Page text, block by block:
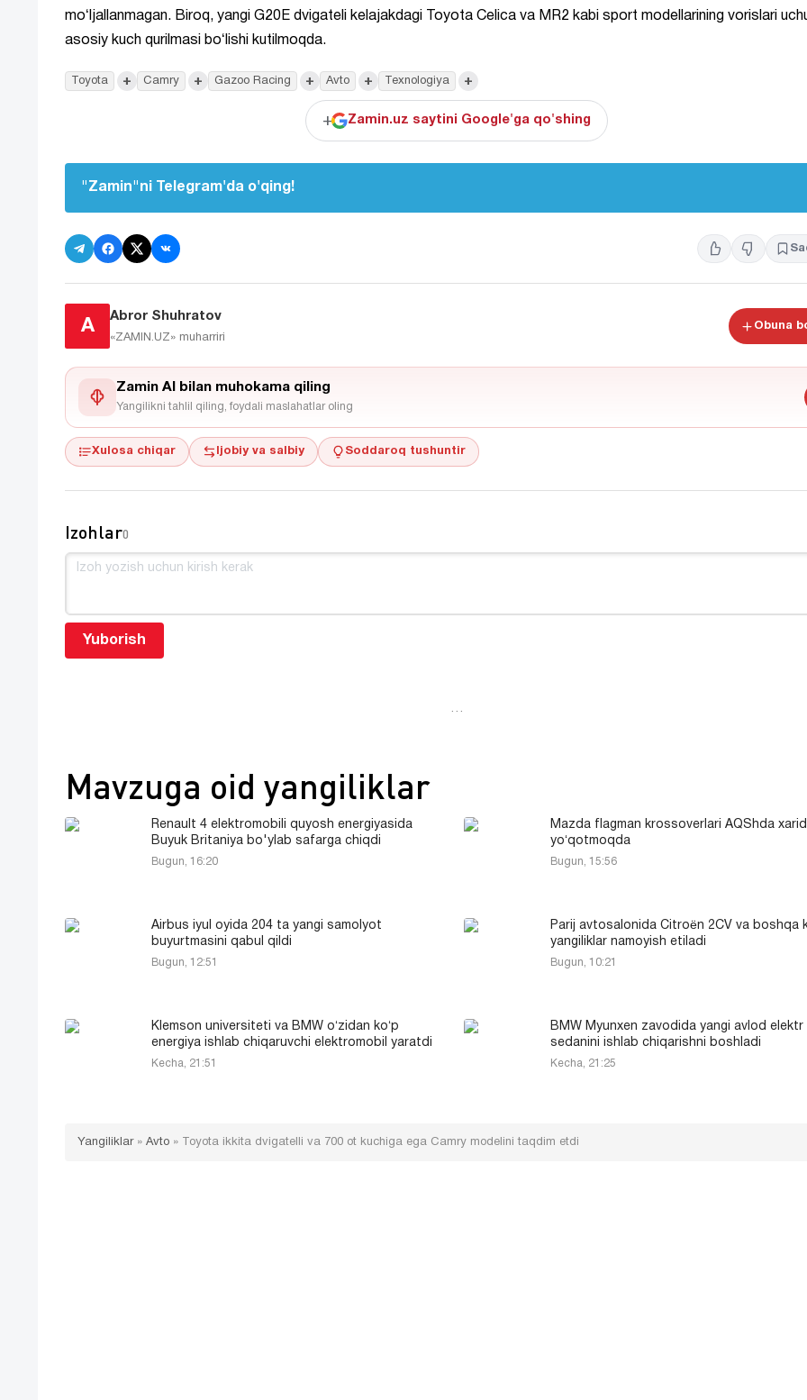
moʻljallanmagan. Biroq, yangi G20E dvigateli kelajakdagi Toyota Celica va MR2 kabi sport modellarining vorislari
asosiy kuch qurilmasi boʻlishi kutilmoqda.
Toyota + Camry + Gazoo Racing + Avto + Texnologiya +
+ Zamin.uz saytini Google'ga qo'shing
"Zamin"ni Telegram'da o'qing!
A
Abror Shuhratov
«ZAMIN.UZ» muharriri
Obuna
Zamin AI bilan muhokama qiling
Yangilikni tahlil qiling, foydali maslahatlar oling
Xulosa chiqar Ijobiy va salbiy Soddaroq tushuntir
Izohlar0
Yuborish
…
Mavzuga oid yangiliklar
Renault 4 elektromobili quyosh energiyasida
Buyuk Britaniya bo'ylab safarga chiqdi
Bugun, 16:20
Mazda flagman krossoverlari AQShda
yoʻqotmoqda
Bugun, 15:56
Airbus iyul oyida 204 ta yangi samolyot
buyurtmasini qabul qildi
Bugun, 12:51
Parij avtosalonida Citroën 2CV va boshqa
yangiliklar namoyish etiladi
Bugun, 10:21
Klemson universiteti va BMW oʻzidan koʻp
energiya ishlab chiqaruvchi elektromobil yaratdi
Kecha, 21:51
BMW Myunxen zavodida yangi avlod elektr
sedanini ishlab chiqarishni boshladi
Kecha, 21:25
Yangiliklar» Avto » Toyota ikkita dvigatelli va 700 ot kuchiga ega Camry modelini taqdim etdi